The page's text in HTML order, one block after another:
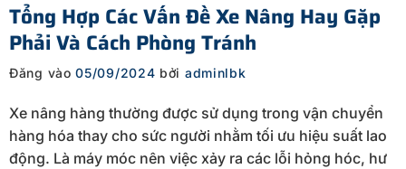
Tổng Hợp Các Vấn Đề Xe Nâng Hay Gặp
Phải Và Cách Phòng Tránh
Đăng vào05/09/2024 bởi adminlbk
Xe nâng hàng thường được sử dụng trong vận chuyển
hàng hóa thay cho sức người nhằm tối ưu hiệu suất lao
động. Là máy móc nên việc xảy ra các lỗi hỏng hóc, hư